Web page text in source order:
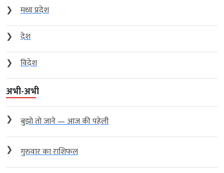
❯
मध्य प्रदेश
❯
देश
❯
विदेश
अभी-अभी
❯ बुझो तो जाने — आज की पहेली
❯ गुरुवार का राशिफल